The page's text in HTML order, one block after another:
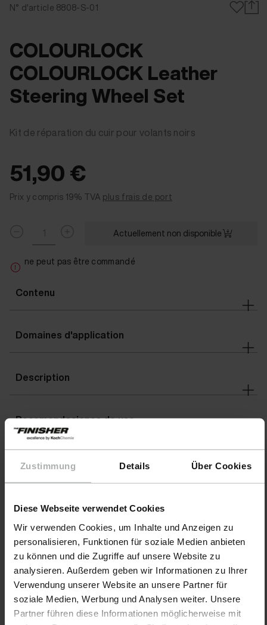
Zustimmung Details Über Cookies
Diese Webseite verwendet Cookies
Wir verwenden Cookies, um Inhalte und Anzeigen zu
personalisieren, Funktionen für soziale Medien anbieten
zu können und die Zugriffe auf unsere Website zu
analysieren. Außerdem geben wir Informationen zu Ihrer
Verwendung unserer Website an unsere Partner für
soziale Medien, Werbung und Analysen weiter. Unsere
Partner führen diese Informationen möglicherweise mit
N° d'article 8808-S-01
COLOURLOCK
COLOURLOCK Leather
Steering Wheel Set
Kit de réparation du cuir pour volants noirs
51,90 €
Prix y compris 19% TVA plus frais de port
Actuellement non disponible
ne peut pas être commandé
Contenu
Domaines d'application
Description
Recomendaciones de uso
Avertissements